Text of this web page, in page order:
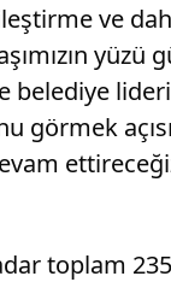
ve
görmek
toplam